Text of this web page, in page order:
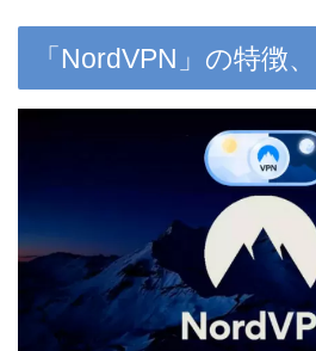
「NordVPN」の特徴